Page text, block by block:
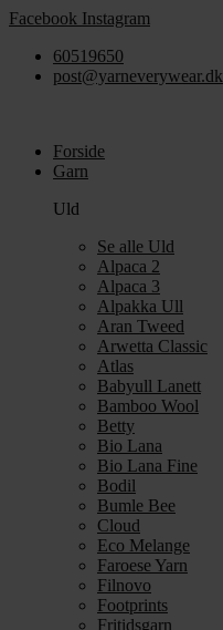
Videre
indhold
Facebook Instagram
60519650
post@yarneverywear.dk
Forside
Garn
Uld
Se alle Uld
Alpaca 2
Alpaca 3
Alpakka Ull
Aran Tweed
Arwetta Classic
Atlas
Babyull Lanett
Bamboo Wool
Betty
Bio Lana
Bio Lana Fine
Bodil
Bumle Bee
Cloud
Eco Melange
Faroese Yarn
Filnovo
Footprints
Fritidsgarn